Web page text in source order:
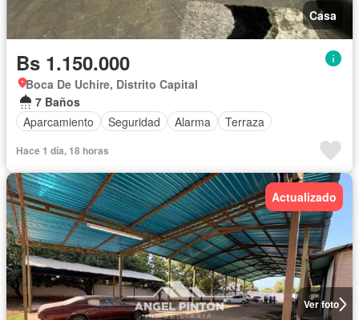
Casa
Bs 1.150.000
Boca De Uchire, Distrito Capital
7 Baños
Aparcamiento
Seguridad Alarma Terraza
Hace 1 día, 18 horas
Ver foto
Actualizado